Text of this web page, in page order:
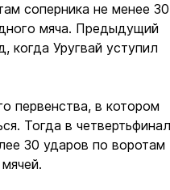
соперника не менее 30
мяча. Предыдущий
когда Уругвай уступил
первенства, в котором
Тогда в
30 ударов по воротам